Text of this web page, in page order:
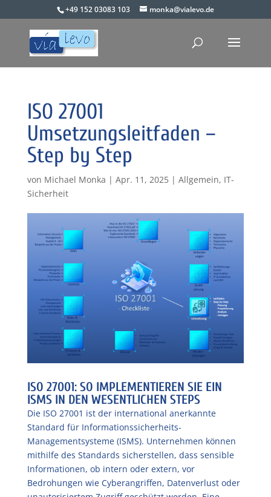
+49 152 03083 103 monka@vialevo.de
ISO 27001
Umsetzungsleitfaden –
Step by Step
von Michael Monka | Apr. 11, 2025| Allgemein, IT-
Sicherheit
ISO 27001: SO IMPLEMENTIEREN SIE EIN
ISMS IN DEN WESENTLICHEN STEPS
Die ISO 27001 ist der international anerkannte
Standard für Informationssicherheits-
Managementsysteme (ISMS). Unternehmen können
mithilfe des Standards sicherstellen, dass sensible
Informationen, ob intern oder extern, vor
Bedrohungen wie Cyberangriffen, Datenverlust oder